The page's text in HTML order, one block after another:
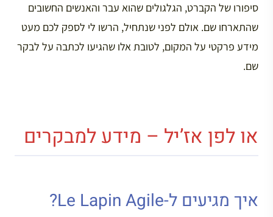
סיפורו של הקברט, הגלגולים שהוא עבר והאנשים החשובים
שהתארחו שם. אולם לפני שנתחיל, הרשו לי לספק לכם מעט
מידע פרקטי על המקום, לטובת אלו שהגיעו לכתבה על לבקר
שם.
או לפן אז’יל – מידע למבקרים
איך מגיעים ל-Le Lapin Agile?